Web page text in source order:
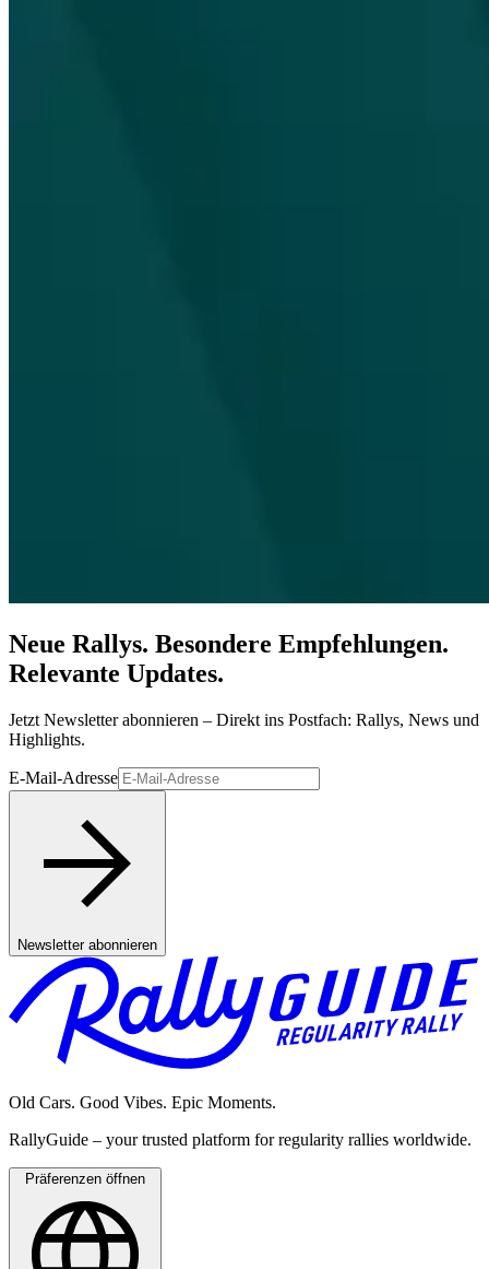
Neue Rallys. Besondere Empfehlungen.
Relevante Updates.
Jetzt Newsletter abonnieren – Direkt ins Postfach: Rallys, News und
Highlights.
E-Mail-Adresse
Newsletter abonnieren
Old Cars. Good Vibes. Epic Moments.
RallyGuide – your trusted platform for regularity rallies worldwide.
Präferenzen öffnen